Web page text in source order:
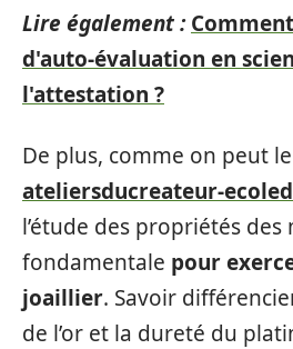
Lire également :
d'auto-évaluation en
l'attestation ?
De plus, comme on peut
ateliersducreateur-
l’étude des propriétés
fondamentale pour
joaillier. Savoir
de l’or et la dureté du